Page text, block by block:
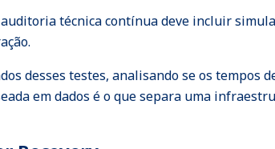
técnica contínua deve incluir
desses testes, analisando se os tempos
em dados é o que separa uma